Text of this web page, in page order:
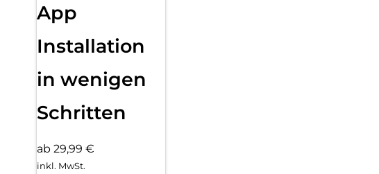
App
Installation
in wenigen
Schritten
ab 29,99 €
inkl. MwSt.